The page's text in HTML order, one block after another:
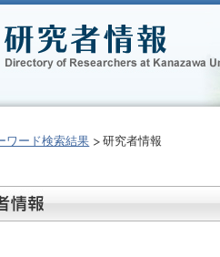
ワード検索結果 研究者情報